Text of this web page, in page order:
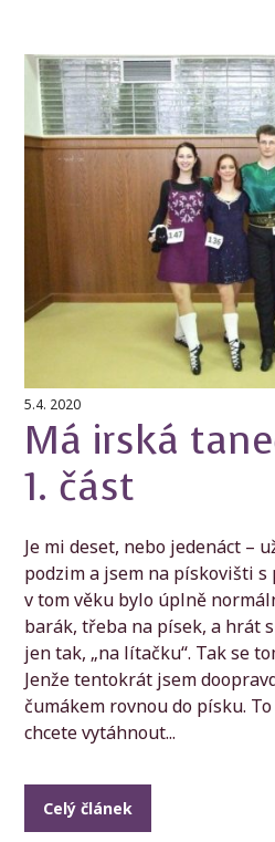
5.4. 2020
Má irská
1. část
Je mi deset, nebo jedenáct –
podzim a jsem na pískovišti
v tom věku bylo úplně
barák, třeba na písek, a hrát
jen tak, „na lítačku“. Tak se
Jenže tentokrát jsem
čumákem rovnou do písku.
chcete vytáhnout...
Celý článek